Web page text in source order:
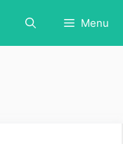
Menu